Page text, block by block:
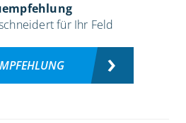
für Ihr Feld